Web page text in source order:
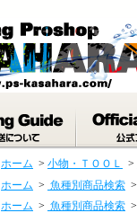
ホーム > 小物・ＴＯＯＬ >
ホーム > 魚種別商品検索 >
ホーム > 魚種別商品検索 >